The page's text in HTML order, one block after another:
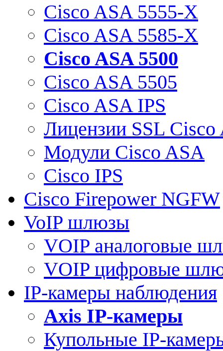
Cisco ASA 5555-X
Cisco ASA 5585-X
Cisco ASA 5500
Cisco ASA 5505
Cisco ASA IPS
Лицензии SSL Cisco
Модули Cisco ASA
Cisco IPS
Cisco Firepower NGFW
VoIP шлюзы
VOIP аналоговые
VOIP цифровые
IP-камеры наблюдения
Axis IP-камеры
Купольные IP-